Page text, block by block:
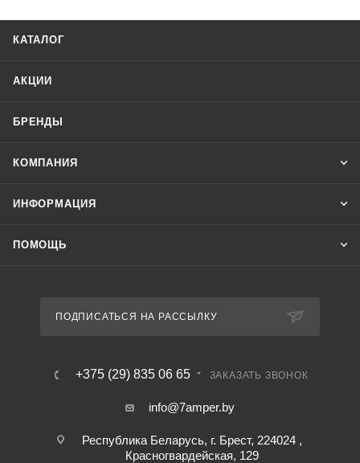
КАТАЛОГ
АКЦИИ
БРЕНДЫ
КОМПАНИЯ
ИНФОРМАЦИЯ
ПОМОЩЬ
ПОДПИСАТЬСЯ НА РАССЫЛКУ
+375 (29) 835 06 65 ЗАКАЗАТЬ ЗВОНОК
info@7amper.by
Республика Беларусь, г. Брест, 224024 ,
Красногвардейская, 129